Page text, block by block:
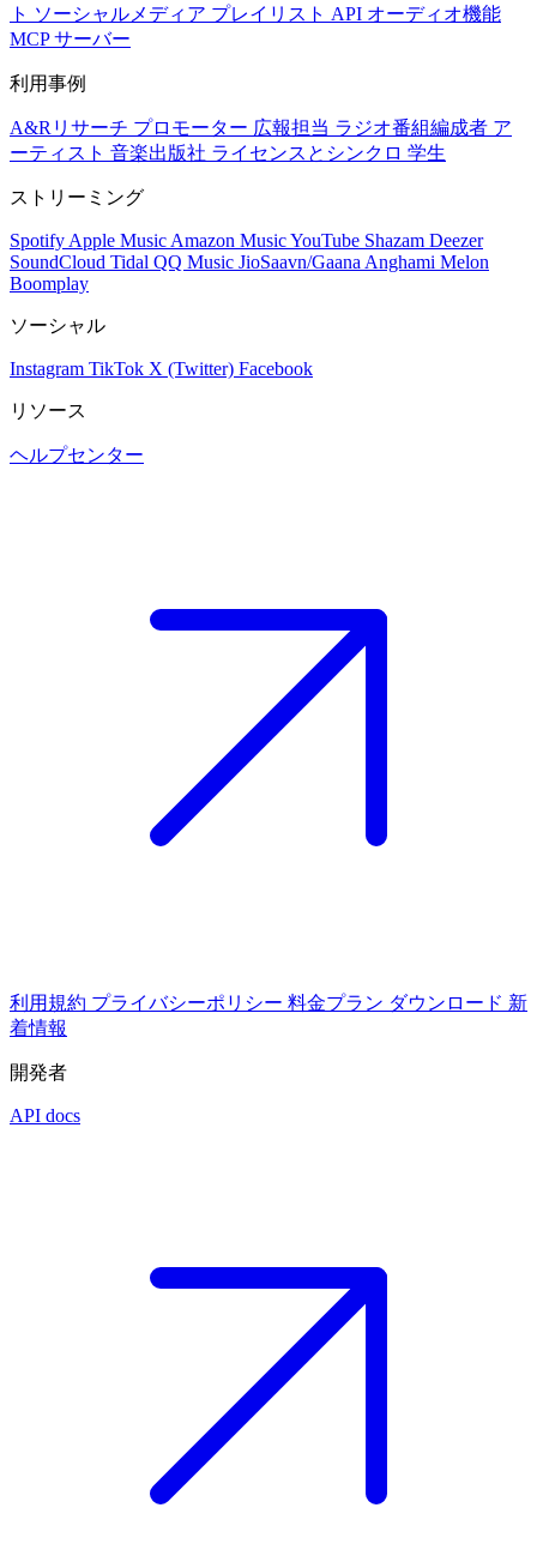
ト ソーシャルメディア プレイリスト API オーディオ機能
MCP サーバー
利用事例
A&Rリサーチ プロモーター 広報担当 ラジオ番組編成者 ア
ーティスト 音楽出版社 ライセンスとシンクロ 学生
ストリーミング
Spotify Apple Music Amazon MusicYouTube Shazam Deezer
SoundCloud Tidal QQ Music JioSaavn/Gaana Anghami Melon
Boomplay
ソーシャル
Instagram TikTok X (Twitter) Facebook
リソース
ヘルプセンター
利用規約 プライバシーポリシー 料金プラン ダウンロード 新
着情報
開発者
API docs